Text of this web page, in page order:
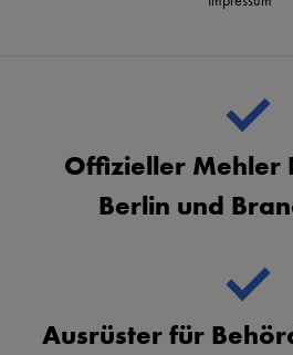
Offizieller Mehler
Berlin und
Ausrüster für